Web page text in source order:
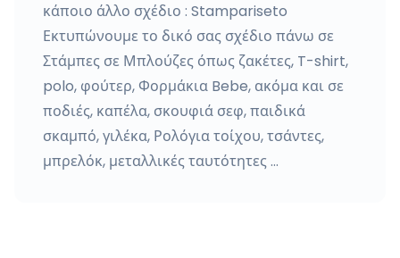
κάποιο άλλο σχέδιο : Stampariseto
Εκτυπώνουμε το δικό σας σχέδιο πάνω σε
Στάμπες σε Μπλούζες όπως ζακέτες, T-shirt,
polo, φούτερ, Φορμάκια Bebe, ακόμα και σε
ποδιές, καπέλα, σκουφιά σεφ, παιδικά
σκαμπό, γιλέκα, Ρολόγια τοίχου, τσάντες,
μπρελόκ, μεταλλικές ταυτότητες …